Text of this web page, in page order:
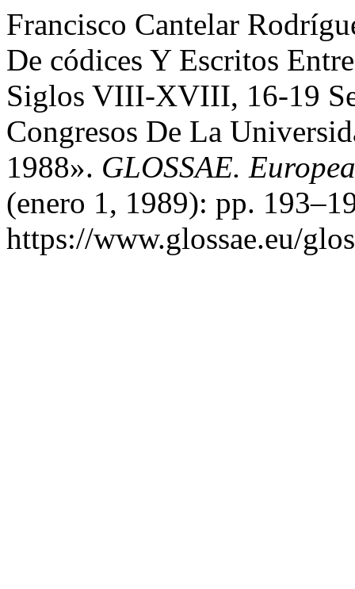
Francisco Cantelar
De códices Y Escritos
Siglos VIII-XVIII, 16-19
Congresos De La
1988». GLOSSAE.
(enero 1, 1989): pp.
https://www.glossae.eu/